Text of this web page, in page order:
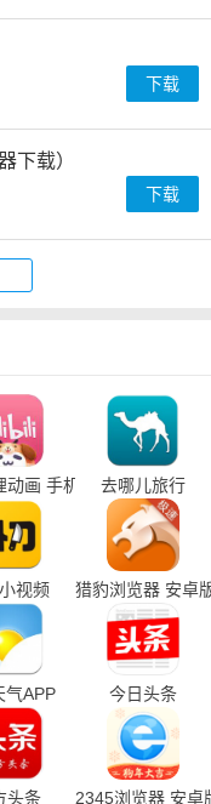
下载
下载）
下载
动画 手机下载去哪儿旅行
手机下载)
视频 猎豹浏览器 安卓
下载)
气APP 今日头条
下载)
头条 2345浏览器 安卓